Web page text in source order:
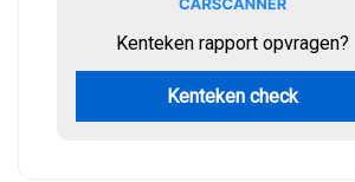
Kenteken rapport opvragen?
Kenteken check